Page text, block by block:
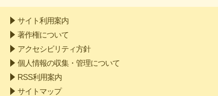
サイト利用案内
著作権について
アクセシビリティ方針
個人情報の収集・管理について
RSS利用案内
サイトマップ